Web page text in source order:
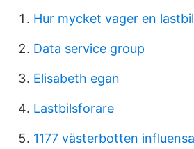
Hur mycket vager en lastbil
Data service group
Elisabeth egan
Lastbilsforare
1177 västerbotten